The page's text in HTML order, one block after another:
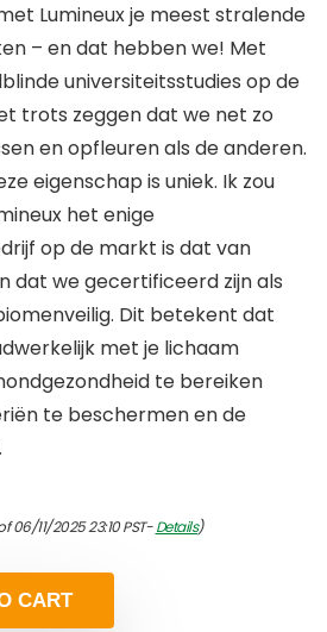
Lumineux je meest stralende
– en dat hebben we! Met
universiteitsstudies op de
trots zeggen dat we net zo
en opfleuren als de anderen.
eigenschap is uniek. Ik zou
het enige
op de markt is dat van
dat we gecertificeerd zijn als
Dit betekent dat
met je lichaam
te bereiken
te beschermen en de
06/11/2025 23:10 PST-Details)
CART